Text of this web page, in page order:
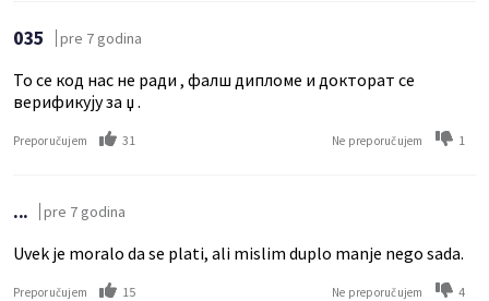
035 pre 7 godina
То се код нас не ради , фалш дипломе и докторат се
верификују за џ .
Preporučujem 31 Ne preporučujem 1
... pre 7 godina
Uvek je moralo da se plati, ali mislim duplo manje nego sada.
Preporučujem 15 Ne preporučujem 4